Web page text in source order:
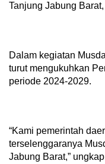
Tanjung Jabung
Dalam kegiatan
turut mengukuhkan
periode 2024-2029.
“Kami pemerintah
terselenggaranya
Jabung Barat,”